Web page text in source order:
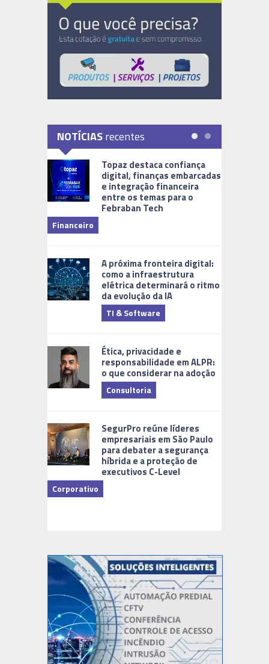
NOTÍCIASrecentes
Topaz destaca confiança
digital, finanças embarcadas
e integração financeira
entre os temas para o
Febraban Tech
Financeiro
A próxima fronteira digital:
como a infraestrutura
elétrica determinará o ritmo
da evolução da IA
TI & Software
Ética, privacidade e
responsabilidade em ALPR:
o que considerar na adoção
Consultoria
SegurPro reúne líderes
empresariais em São Paulo
para debater a segurança
híbrida e a proteção de
executivos C-Level
Corporativo